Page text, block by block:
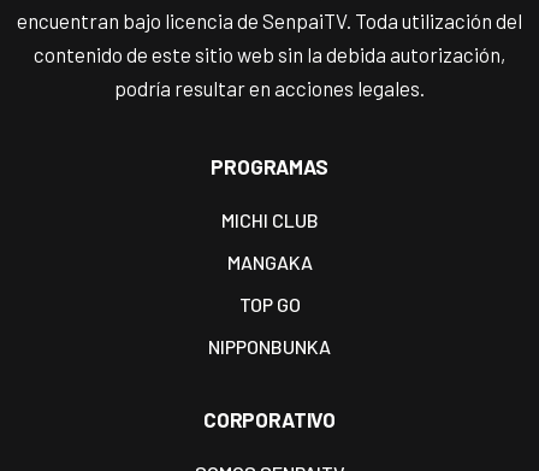
encuentran bajo licencia de SenpaiTV. Toda utilización del
contenido de este sitio web sin la debida autorización,
podría resultar en acciones legales.
PROGRAMAS
MICHI CLUB
MANGAKA
TOP GO
NIPPONBUNKA
CORPORATIVO